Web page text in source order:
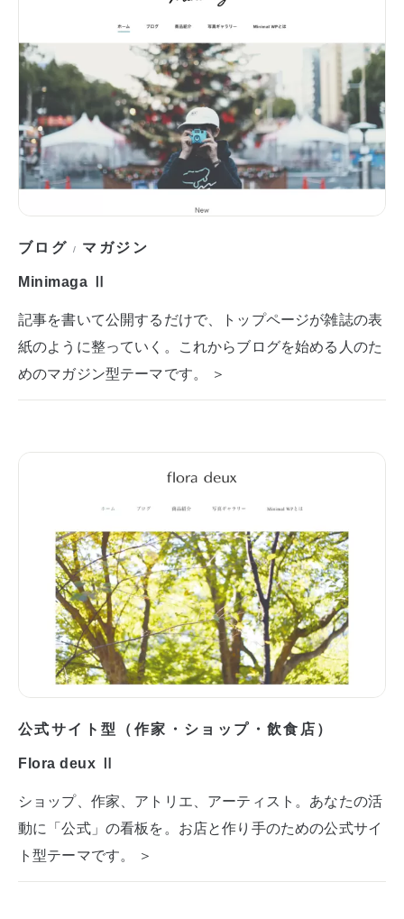
ブログ / マガジン
Minimaga Ⅱ
記事を書いて公開するだけで、トップページが雑誌の表
紙のように整っていく。これからブログを始める人のた
めのマガジン型テーマです。 ＞
公式サイト型（作家・ショップ・飲食店）
Flora deux Ⅱ
ショップ、作家、アトリエ、アーティスト。あなたの活
動に「公式」の看板を。お店と作り手のための公式サイ
ト型テーマです。 ＞